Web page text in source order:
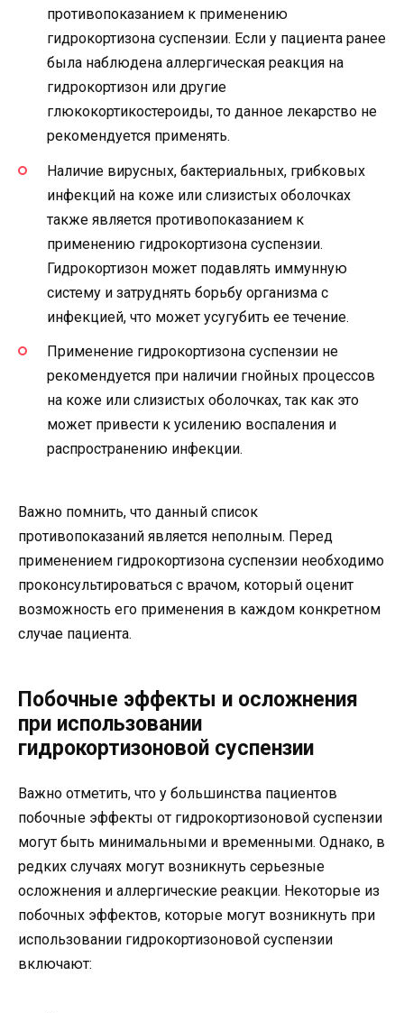
противопоказанием к применению
гидрокортизона суспензии. Если у пациента ранее
была наблюдена аллергическая реакция на
гидрокортизон или другие
глюкокортикостероиды, то данное лекарство не
рекомендуется применять.
Наличие вирусных, бактериальных, грибковых
инфекций на коже или слизистых оболочках
также является противопоказанием к
применению гидрокортизона суспензии.
Гидрокортизон может подавлять иммунную
систему и затруднять борьбу организма с
инфекцией, что может усугубить ее течение.
Применение гидрокортизона суспензии не
рекомендуется при наличии гнойных процессов
на коже или слизистых оболочках, так как это
может привести к усилению воспаления и
распространению инфекции.
Важно помнить, что данный список
противопоказаний является неполным. Перед
применением гидрокортизона суспензии необходимо
проконсультироваться с врачом, который оценит
возможность его применения в каждом конкретном
случае пациента.
Побочные эффекты и осложнения
при использовании
гидрокортизоновой суспензии
Важно отметить, что у большинства пациентов
побочные эффекты от гидрокортизоновой суспензии
могут быть минимальными и временными. Однако, в
редких случаях могут возникнуть серьезные
осложнения и аллергические реакции. Некоторые из
побочных эффектов, которые могут возникнуть при
использовании гидрокортизоновой суспензии
включают: